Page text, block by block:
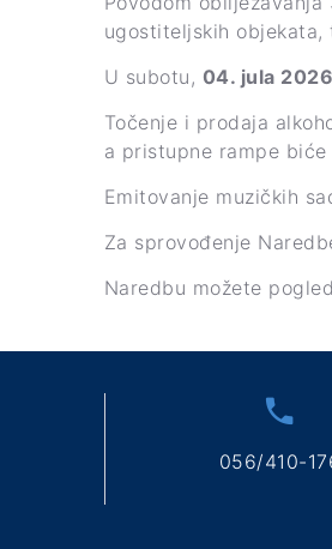
ugostiteljskih objekata,
U subotu, 04. jula
Točenje i prodaja
a pristupne rampe biće
Emitovanje muzičkih
Za sprovođenje
Naredbu možete
056/410-